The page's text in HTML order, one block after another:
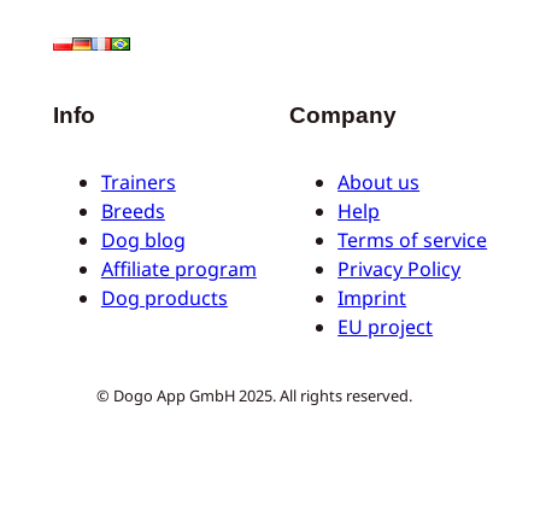
Info
Trainers
Breeds
Dog blog
Affiliate program
Dog products
Company
About us
Help
Terms of service
Privacy Policy
Imprint
EU project
© Dogo App GmbH 2025. All rights reserved.